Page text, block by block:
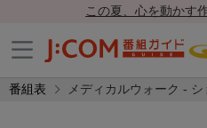
この夏、心を動かす
番組表 メディカルウォーク -